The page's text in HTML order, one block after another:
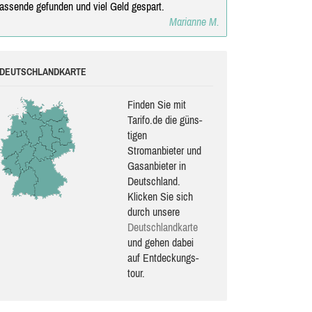
gefunden und viel Geld gespart.
Marianne M.
DEUTSCHLANDKARTE
Finden Sie mit
Tarifo.de die güns­
ti­gen
Stromanbieter und
Gasanbieter in
Deutschland.
Klicken Sie sich
durch unsere
Deutsch­land­karte
und gehen dabei
auf Ent­de­ckungs­
tour.